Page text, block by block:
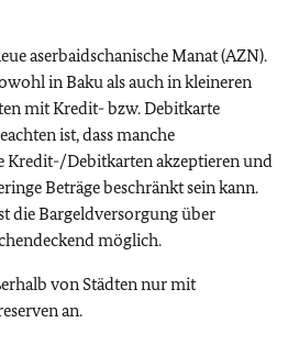
aserbaidschanische Manat (AZN).
in Baku als auch in kleineren
mit Kredit- bzw. Debitkarte
ist, dass manche
Kredit-/Debitkarten akzeptieren und
Beträge beschränkt sein kann.
die Bargeldversorgung über
möglich.
von Städten nur mit
an.